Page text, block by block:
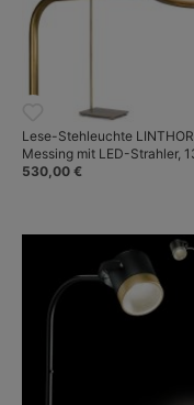
Lese-Stehleuchte
Messing mit LED-Strahler,
530,00 €